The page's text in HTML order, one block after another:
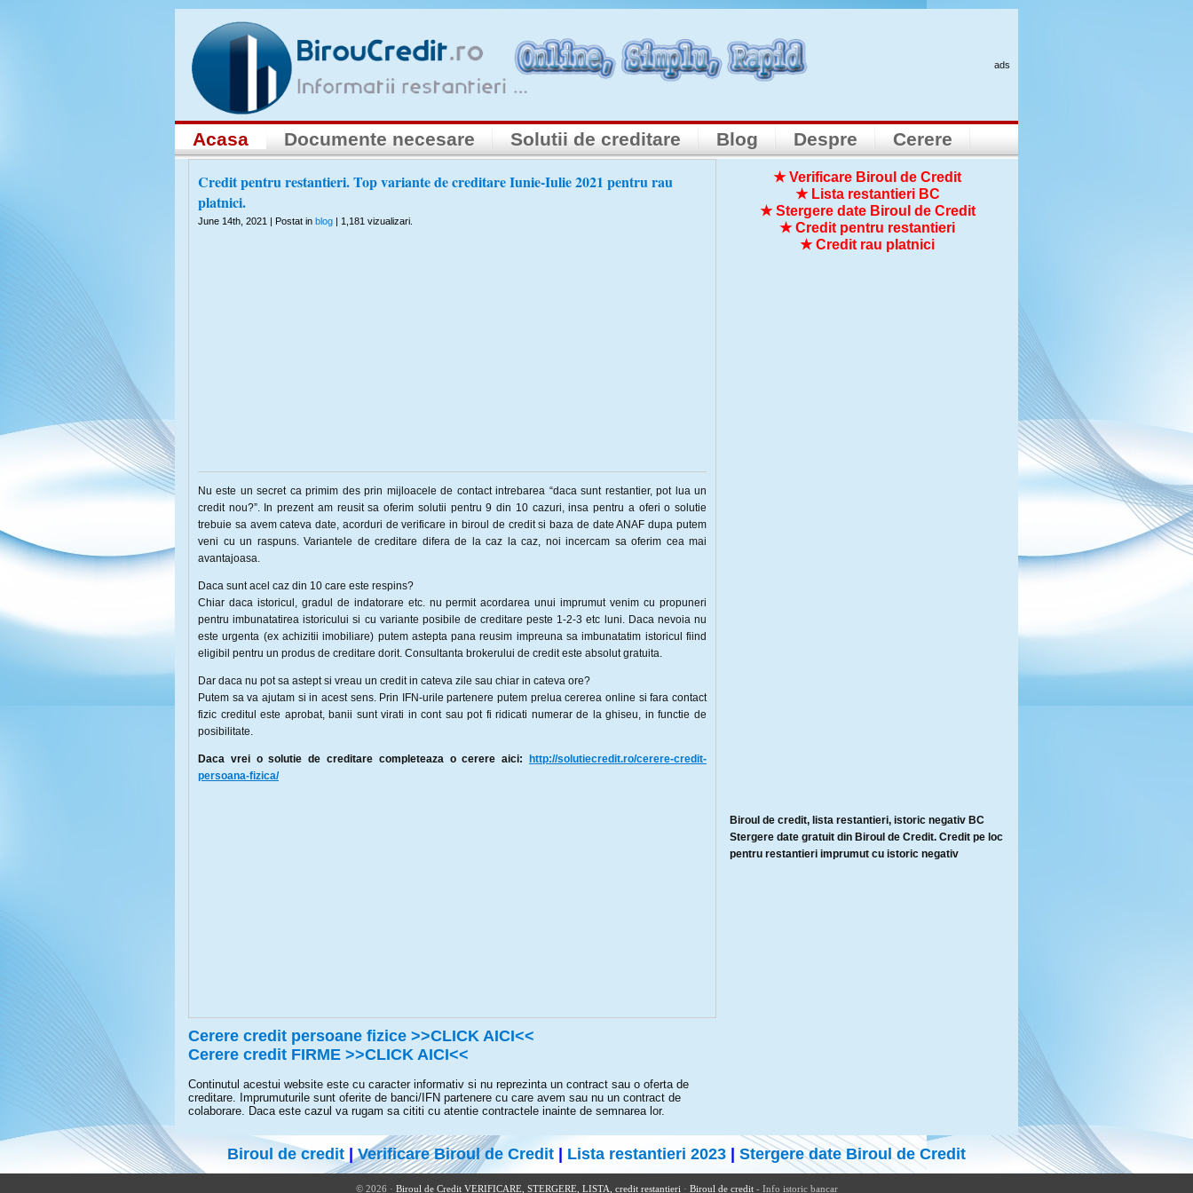
ads
Acasa Documente necesare Solutii de creditare Blog Despre Cerere
Credit pentru restantieri. Top variante de creditare Iunie-Iulie 2021 pentru rau
platnici.
June 14th, 2021 | Postat in blog | 1,181 vizualizari.
Nu este un secret ca primim des prin mijloacele de contact intrebarea “daca sunt restantier, pot lua un
credit nou?”. In prezent am reusit sa oferim solutii pentru 9 din 10 cazuri, insa pentru a oferi o solutie
trebuie sa avem cateva date, acorduri de verificare in biroul de credit si baza de date ANAF dupa putem
veni cu un raspuns. Variantele de creditare difera de la caz la caz, noi incercam sa oferim cea mai
avantajoasa.
Daca sunt acel caz din 10 care este respins?
Chiar daca istoricul, gradul de indatorare etc. nu permit acordarea unui imprumut venim cu propuneri
pentru imbunatatirea istoricului si cu variante posibile de creditare peste 1-2-3 etc luni. Daca nevoia nu
este urgenta (ex achizitii imobiliare) putem astepta pana reusim impreuna sa imbunatatim istoricul fiind
eligibil pentru un produs de creditare dorit. Consultanta brokerului de credit este absolut gratuita.
Dar daca nu pot sa astept si vreau un credit in cateva zile sau chiar in cateva ore?
Putem sa va ajutam si in acest sens. Prin IFN-urile partenere putem prelua cererea online si fara contact
fizic creditul este aprobat, banii sunt virati in cont sau pot fi ridicati numerar de la ghiseu, in functie de
posibilitate.
Daca vrei o solutie de creditare completeaza o cerere aici:
http://solutiecredit.ro/cerere-credit-
persoana-fizica/
Cerere credit persoane fizice >>CLICK AICI<<
Cerere credit FIRME >>CLICK AICI<<
Continutul acestui website este cu caracter informativ si nu reprezinta un contract sau o oferta de
creditare. Imprumuturile sunt oferite de banci/IFN partenere cu care avem sau nu un contract de
colaborare. Daca este cazul va rugam sa cititi cu atentie contractele inainte de semnarea lor.
★ Verificare Biroul de Credit
★ Lista restantieri BC
★ Stergere date Biroul de Credit
★ Credit pentru restantieri
★ Credit rau platnici
Biroul de credit, lista restantieri, istoric negativ BC
Stergere date gratuit din Biroul de Credit. Credit pe loc
pentru restantieri imprumut cu istoric negativ
Biroul de credit |Verificare Biroul de Credit Lista restantieri 2023 Stergere date Biroul de Credit
© 2026 · Biroul de Credit VERIFICARE, STERGERE, LISTA, credit restantieri · Biroul de credit- Info istoric bancar